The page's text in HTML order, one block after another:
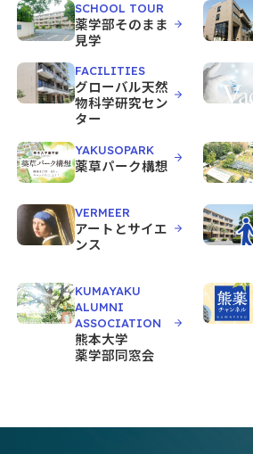
SCHOOL TOUR
薬学部そのまま
見学
FACILITIES
グローバル天然
物科学研究セン
ター
YAKUSOPARK
薬草パーク構想
VERMEER
アートとサイエ
ンス
KUMAYAKU
ALUMNI
ASSOCIATION
熊本大学
薬学部同窓会